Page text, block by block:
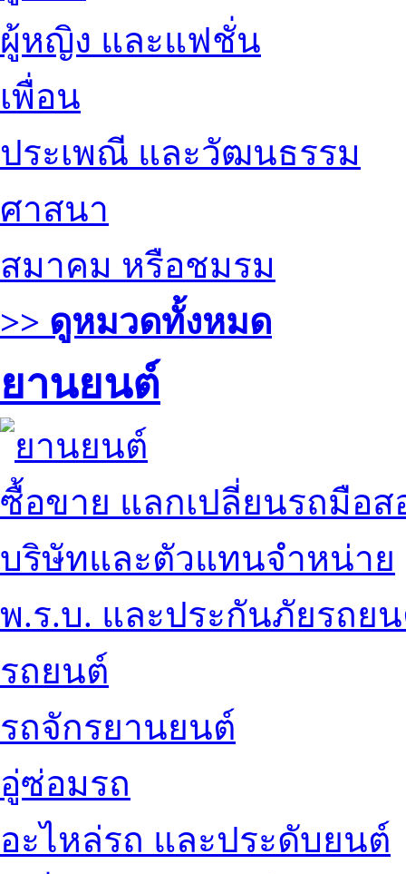
ผู้หญิง และแฟชั่น
เพื่อน
ประเพณี และวัฒนธรรม
ศาสนา
สมาคม หรือชมรม
>> ดูหมวดทั้งหมด
ยานยนต์
ซื้อขาย แลกเปลี่ยนรถมือส
บริษัทและตัวแทนจำหน่าย
พ.ร.บ. และประกันภัยรถย
รถยนต์
รถจักรยานยนต์
อู่ซ่อมรถ
อะไหล่รถ และประดับยนต์